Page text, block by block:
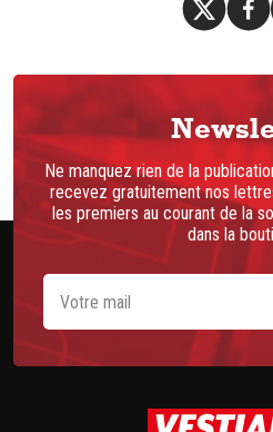
Ne manquez rien de la
recevez gratuitement nos
les premiers au courant de la
dans la